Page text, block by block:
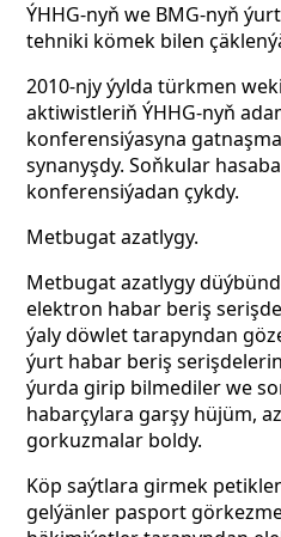
ÝHHG-nyň we BMG-nyň
tehniki kömek bilen
2010-njy ýylda türkmen
aktiwistleriň ÝHHG-nyň
konferensiýasyna
synanyşdy. Soňkular
konferensiýadan çykdy.
Metbugat azatlygy.
Metbugat azatlygy
elektron habar beriş
ýaly döwlet tarapyndan
ýurt habar beriş
ýurda girip bilmediler we
habarçylara garşy hüjüm,
gorkuzmalar boldy.
Köp saýtlara girmek
gelýänler pasport